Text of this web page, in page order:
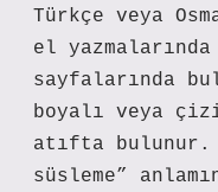
Türkçe veya
el yazmalarında
sayfalarında
boyalı veya
atıfta bulunur.
süsleme”